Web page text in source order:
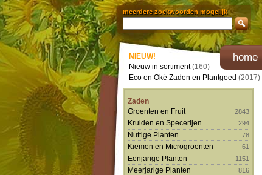
meerdere zoekwoorden mogelijk
home
NIEUW!
Nieuw in sortiment(160)
Eco en Oké Zaden en Plantgoed (2017)
Zaden
Groenten en Fruit
2843
Kruiden en Specerijen 294
Nuttige Planten 78
Kiemen en Microgroenten 61
Eenjarige Planten 1151
Meerjarige Planten 816